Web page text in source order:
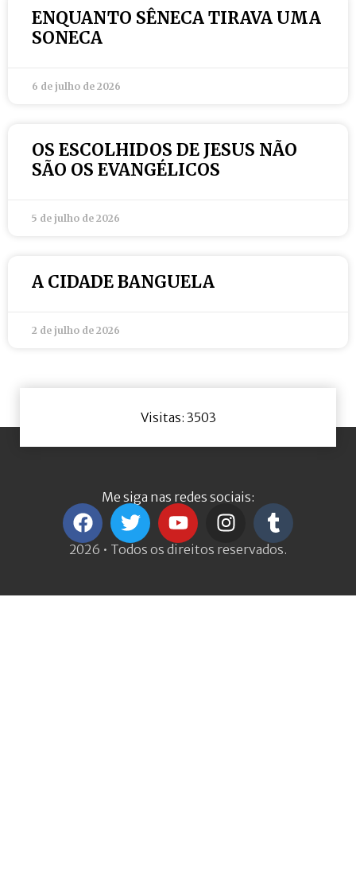
ENQUANTO SÊNECA TIRAVA UMA
SONECA
6 de julho de 2026
OS ESCOLHIDOS DE JESUS NÃO
SÃO OS EVANGÉLICOS
5 de julho de 2026
A CIDADE BANGUELA
2 de julho de 2026
Visitas: 3503
Me siga nas redes sociais:
2026 • Todos os direitos reservados.